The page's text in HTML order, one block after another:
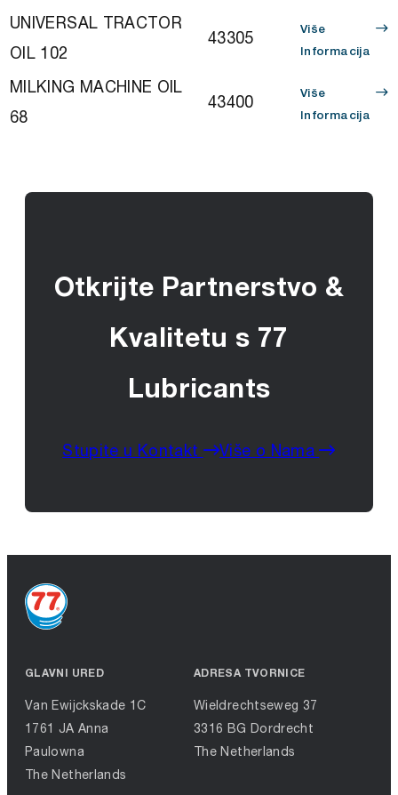
UNIVERSAL TRACTOR
OIL 102
43305
Više
Informacija
MILKING MACHINE OIL
68
43400
Više
Informacija
Otkrijte Partnerstvo &
Kvalitetu s 77
Lubricants
Stupite u Kontakt Više o Nama
GLAVNI URED
Van Ewijckskade 1C
1761 JA Anna
Paulowna
The Netherlands
ADRESA TVORNICE
Wieldrechtseweg 37
3316 BG Dordrecht
The Netherlands